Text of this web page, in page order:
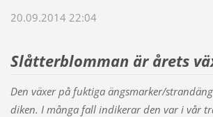
20.09.2014 22:04
Slåtterblomman är årets
Den växer på fuktiga ängsmarker/
diken. I många fall indikerar den var i vår